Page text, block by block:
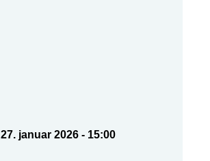
27. januar 2026 - 15:00